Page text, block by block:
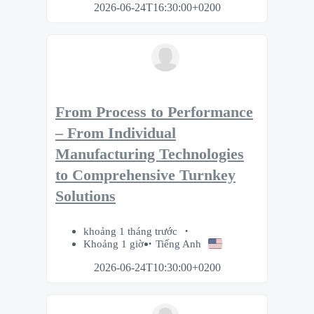
2026-06-24T16:30:00+0200
From Process to Performance
– From Individual
Manufacturing Technologies
to Comprehensive Turnkey
Solutions
khoảng 1 tháng trước
Khoảng 1 giờ
Tiếng Anh
2026-06-24T10:30:00+0200